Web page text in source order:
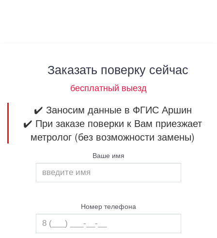
Заказать поверку сейчас
бесплатный выезд
✔️ Заносим данные в ФГИС Аршин
✔️ При заказе поверки к Вам приезжает
метролог (без возможности замены)
Ваше имя
Номер телефона